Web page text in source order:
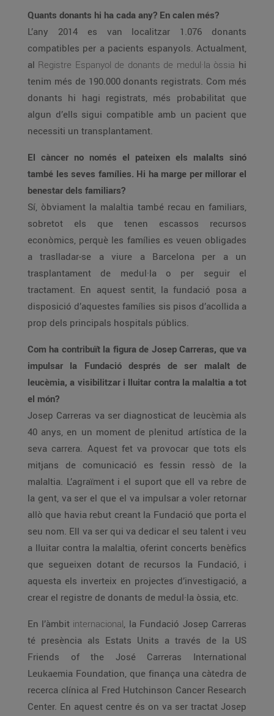
Quants donants hi ha cada any? En calen més?
L’any 2014 es van localitzar 1.076 donants
compatibles per a pacients espanyols. Actualment,
al Registre Espanyol de donants de medul·la òssia hi
tenim més de 190.000 donants registrats. Com més
donants hi hagi registrats, més probabilitat que
algun d’ells sigui compatible amb un pacient que
necessiti un transplantament.
El càncer no només el pateixen els malalts sinó
també les seves famílies. Hi ha marge per millorar el
benestar dels familiars?
Sí, òbviament la malaltia també recau en familiars,
sobretot els que tenen escassos recursos
econòmics, perquè les famílies es veuen obligades
a traslladar-se a viure a Barcelona per a un
trasplantament de medul·la o per seguir el
tractament. En aquest sentit, la fundació posa a
disposició d’aquestes famílies sis pisos d’acollida a
prop dels principals hospitals públics.
Com ha contribuït la figura de Josep Carreras, que va
impulsar la Fundació després de ser malalt de
leucèmia, a visibilitzar i lluitar contra la malaltia a tot
el món?
Josep Carreras va ser diagnosticat de leucèmia als
40 anys, en un moment de plenitud artística de la
seva carrera. Aquest fet va provocar que tots els
mitjans de comunicació es fessin ressò de la
malaltia. L’agraïment i el suport que ell va rebre de
la gent, va ser el que el va impulsar a voler retornar
allò que havia rebut creant la Fundació que porta el
seu nom. Ell va ser qui va dedicar el seu talent i veu
a lluitar contra la malaltia, oferint concerts benèfics
que segueixen dotant de recursos la Fundació, i
aquesta els inverteix en projectes d’investigació, a
crear el registre de donants de medul·la òssia, etc.
En l’àmbit internacional, la Fundació Josep Carreras
té presència als Estats Units a través de la US
Friends of the José Carreras International
Leukaemia Foundation, que finança una càtedra de
recerca clínica al Fred Hutchinson Cancer Research
Center. En aquest centre és on va ser tractat Josep